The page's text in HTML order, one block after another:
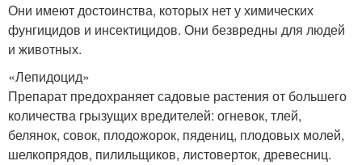
Они имеют достоинства, которых нет у химических
фунгицидов и инсектицидов. Они безвредны для людей
и животных.
«Лепидоцид»
Препарат предохраняет садовые растения от большего
количества грызущих вредителей: огневок, тлей,
белянок, совок, плодожорок, пядениц, плодовых молей,
шелкопрядов, пилильщиков, листоверток, древесниц.